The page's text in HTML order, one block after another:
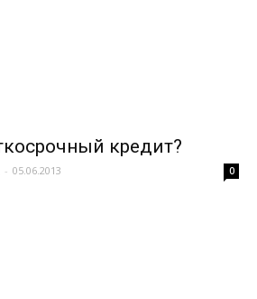
кредит?
- 05.06.2013 0